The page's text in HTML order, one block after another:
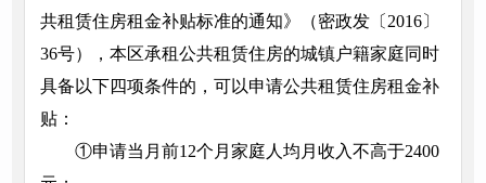
共租赁住房租金补贴标准的通知》（密政发〔2016〕
36号），本区承租公共租赁住房的城镇户籍家庭同时
具备以下四项条件的，可以申请公共租赁住房租金补
贴：
①申请当月前12个月家庭人均月收入不高于2400